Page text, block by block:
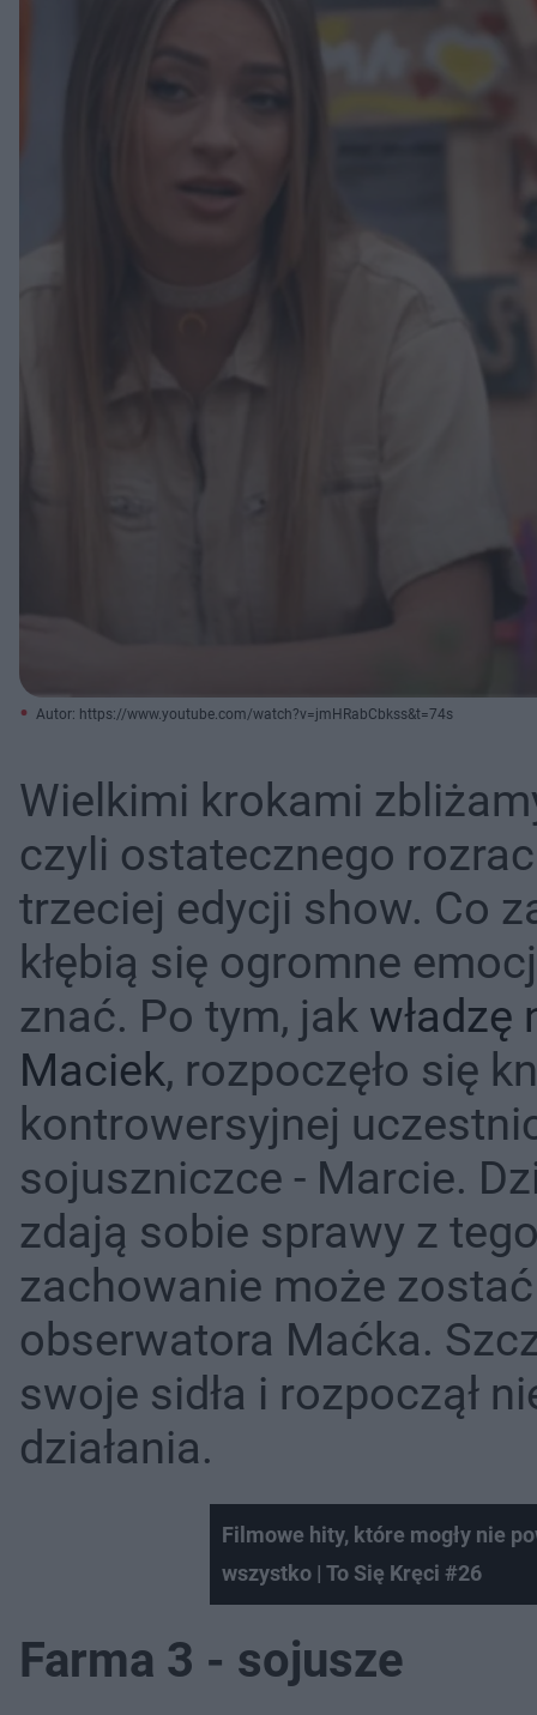
Autor: https://www.youtube.com/watch?v=jmHRabCbkss&t=74s
Wielkimi krokami
czyli ostatecznego
trzeciej edycji show. Co
kłębią się ogromne
znać. Po tym, jak władzę
Maciek, rozpoczęło się
kontrowersyjnej
sojuszniczce - Marcie.
zdają sobie sprawy z
zachowanie może
obserwatora Maćka.
swoje sidła i rozpoczął
działania.
Filmowe hity, które mogły nie
wszystko | To Się Kręci #26
Farma 3 - sojusze